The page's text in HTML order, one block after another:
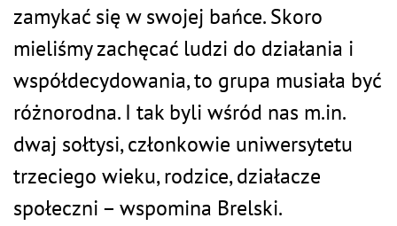
zamykać się w swojej bańce. Skoro
mieliśmy zachęcać ludzi do działania i
współdecydowania, to grupa musiała być
różnorodna. I tak byli wśród nas m.in.
dwaj sołtysi, członkowie uniwersytetu
trzeciego wieku, rodzice, działacze
społeczni – wspomina Brelski.